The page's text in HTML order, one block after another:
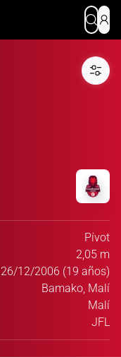
Pívot
2,05 m
26/12/2006 (19 años)
Bamako, Malí
Malí
JFL